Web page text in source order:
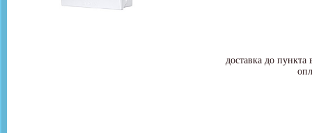
доставка до